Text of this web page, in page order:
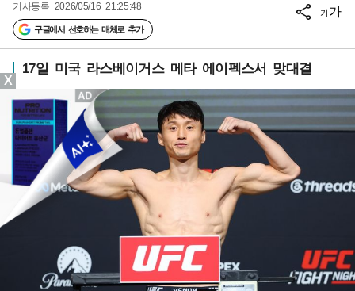
기사등록 2026/05/16 21:25:48
구글에서 선호하는 매체로 추가
가가
17일 미국 라스베이거스 메타 에이펙스서 맞대결
X